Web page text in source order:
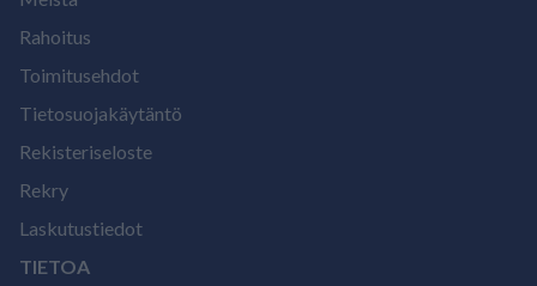
Rahoitus
Toimitusehdot
Tietosuojakäytäntö
Rekisteriseloste
Rekry
Laskutustiedot
TIETOA